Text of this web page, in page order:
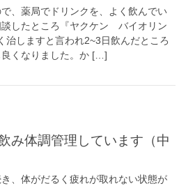
、薬局でドリンクを、よく飲んでい
談したところ『ヤクケン バイオリン
治しますと言われ2~3日飲んだところ
くなりました。か […]
、体がだるく疲れが取れない状態が